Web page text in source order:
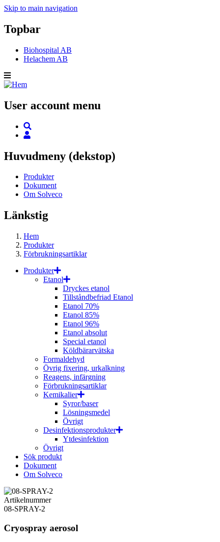
Skip to main navigation
Topbar
Biohospital AB
Helachem AB
User account menu
Huvudmeny (dekstop)
Produkter
Dokument
Om Solveco
Länkstig
Hem
Produkter
Förbrukningsartiklar
Produkter
Etanol
Dryckes etanol
Tillståndbefriad Etanol
Etanol 70%
Etanol 85%
Etanol 96%
Etanol absolut
Special etanol
Köldbärarvätska
Formaldehyd
Övrig fixering, urkalkning
Reagens, infärgning
Förbrukningsartiklar
Kemikalier
Syror/baser
Lösningsmedel
Övrigt
Desinfektionsprodukter
Ytdesinfektion
Övrigt
Sök produkt
Dokument
Om Solveco
Artikelnummer
08-SPRAY-2
Cryospray aerosol